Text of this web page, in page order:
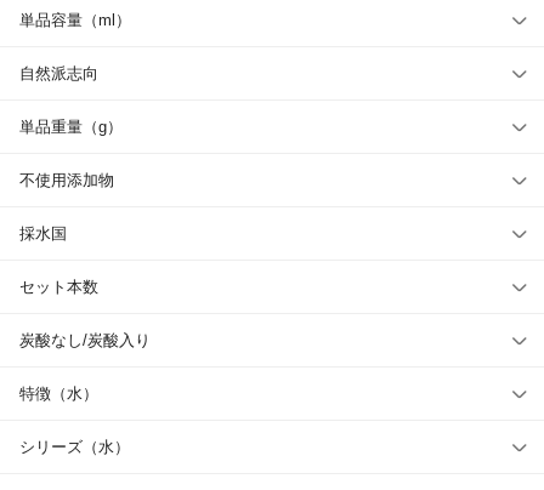
単品容量（ml）
自然派志向
単品重量（g）
不使用添加物
採水国
セット本数
炭酸なし/炭酸入り
特徴（水）
シリーズ（水）